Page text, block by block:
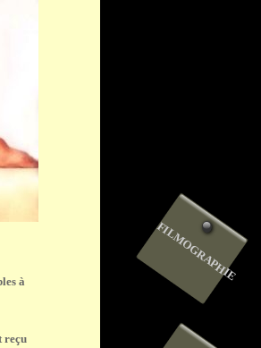
à
reçu
FILMOGRAPHIE